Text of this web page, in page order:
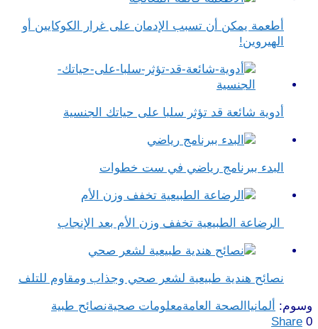
أطعمة يمكن أن تسبب الإدمان على غرار الكوكايين أو
الهيروين!
أدوية شائعة قد تؤثر سلبا على حياتك الجنسية
البدء ببرنامج رياضي في ست خطوات
الرضاعة الطبيعية تخفف وزن الأم بعد الإنجاب
نصائح هندية طبيعية لشعر صحي وجذاب ومقاوم للتلف
وسوم: ألمانيا الصحة العامةمعلومات صحيةنصائح طبية
Share 0